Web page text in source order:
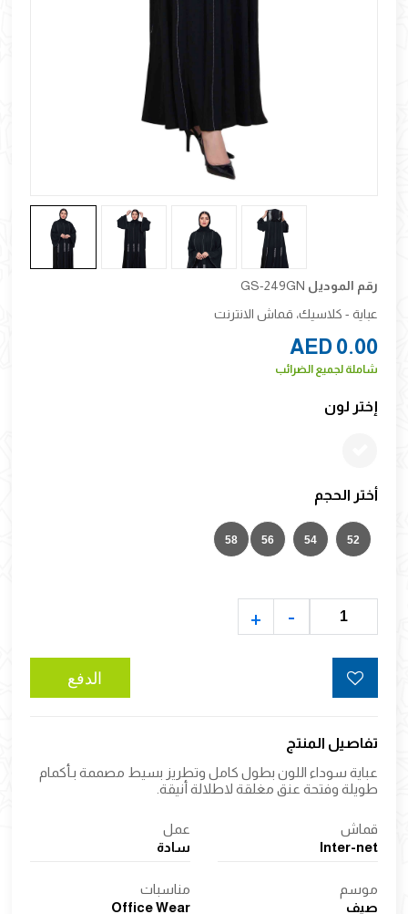
رقم الموديل GS-249GN
عباية - كلاسيك، قماش الانترنت
AED 0.00
شاملة لجميع الضرائب
إختر لون
أختر الحجم
52
54
56
58
-
+
تفاصيل المنتج
عباية سوداء اللون بطول كامل وتطريز بسيط مصممة بـأكمام
طويلة وفتحة عنق مغلقة لاطلالة أنيقة.
قماش
Inter-net
عمل
سادة
موسم
صيف
مناسبات
Office Wear